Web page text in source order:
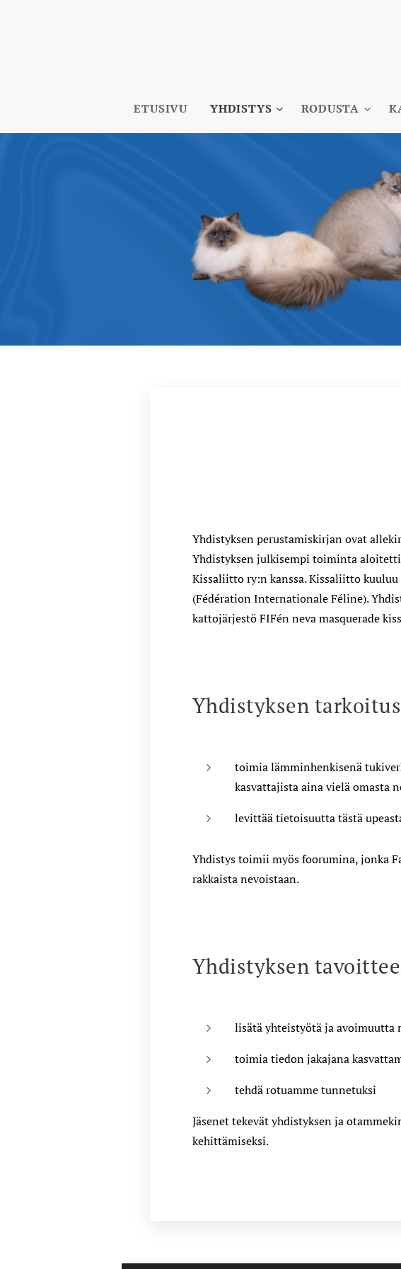
ETUSIVU YHDISTYS RODUSTA
Yhdistyksen perustamiskirjan ovat
Yhdistyksen julkisempi toiminta
Kissaliitto ry:n kanssa. Kissaliitto
(Fédération Internationale Féline).
kattojärjestö FIFén neva masquerade
Yhdistyksen
toimia lämminhenkisenä
kasvattajista aina vielä omasta
levittää tietoisuutta tästä
Yhdistys toimii myös foorumina, jonka
rakkaista nevoistaan.
Yhdistyksen
lisätä yhteistyötä ja avoimuutta
toimia tiedon jakajana
tehdä rotuamme tunnetuksi
Jäsenet tekevät yhdistyksen ja
kehittämiseksi.